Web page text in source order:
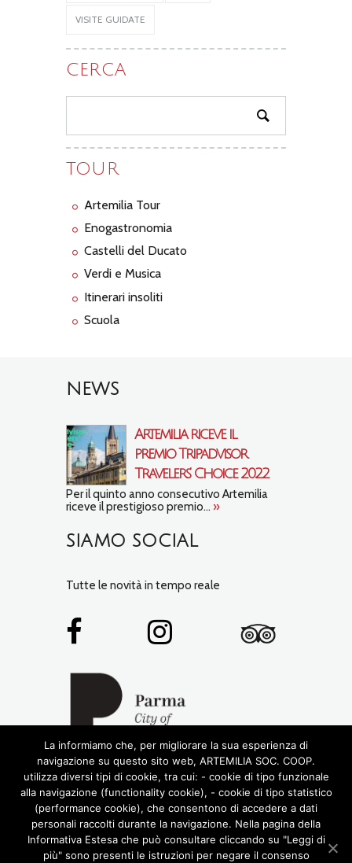
VISITE GUIDATE
CERCA
TOUR
Artemilia Tour
Enogastronomia
Castelli del Ducato
Verdi e Musica
Itinerari insoliti
Scuola
NEWS
Artemilia riceve il
premio Tripadvisor
Travelers’ Choice 2022
Per il quinto anno consecutivo Artemilia
riceve il prestigioso premio... »
SIAMO SOCIAL
Tutte le novità in tempo reale
La informiamo che, per migliorare la sua esperienza di
navigazione su questo sito web, ARTEMILIA SOC. COOP.
utilizza diversi tipi di cookie, tra cui: - cookie di tipo funzionale
alla navigazione (functionality cookie), - cookie di tipo statistico
(performance cookie), che consentono di accedere a dati
personali raccolti durante la navigazione. Nella pagina della
Informativa Estesa che può consultare cliccando su "Leggi di
più" sono presenti le istruzioni per negare il consenso